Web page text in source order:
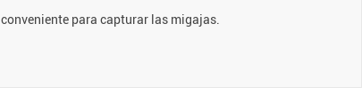
conveniente para capturar las migajas.